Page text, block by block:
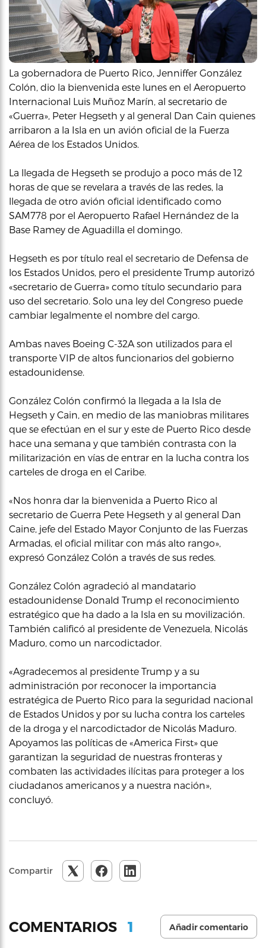
La gobernadora de Puerto Rico, Jenniffer González
Colón, dio la bienvenida este lunes en el Aeropuerto
Internacional Luis Muñoz Marín, al secretario de
«Guerra», Peter Hegseth y al general Dan Cain quienes
arribaron a la Isla en un avión oficial de la Fuerza
Aérea de los Estados Unidos.
La llegada de Hegseth se produjo a poco más de 12
horas de que se revelara a través de las redes, la
llegada de otro avión oficial identificado como
SAM778 por el Aeropuerto Rafael Hernández de la
Base Ramey de Aguadilla el domingo.
Hegseth es por título real el secretario de Defensa de
los Estados Unidos, pero el presidente Trump autorizó
«secretario de Guerra» como título secundario para
uso del secretario. Solo una ley del Congreso puede
cambiar legalmente el nombre del cargo.
Ambas naves Boeing C-32A son utilizados para el
transporte VIP de altos funcionarios del gobierno
estadounidense.
González Colón confirmó la llegada a la Isla de
Hegseth y Cain, en medio de las maniobras militares
que se efectúan en el sur y este de Puerto Rico desde
hace una semana y que también contrasta con la
militarización en vías de entrar en la lucha contra los
carteles de droga en el Caribe.
«Nos honra dar la bienvenida a Puerto Rico al
secretario de Guerra Pete Hegseth y al general Dan
Caine, jefe del Estado Mayor Conjunto de las Fuerzas
Armadas, el oficial militar con más alto rango»,
expresó González Colón a través de sus redes.
González Colón agradeció al mandatario
estadounidense Donald Trump el reconocimiento
estratégico que ha dado a la Isla en su movilización.
También calificó al presidente de Venezuela, Nicolás
Maduro, como un narcodictador.
«Agradecemos al presidente Trump y a su
administración por reconocer la importancia
estratégica de Puerto Rico para la seguridad nacional
de Estados Unidos y por su lucha contra los carteles
de la droga y el narcodictador de Nicolás Maduro.
Apoyamos las políticas de «America First» que
garantizan la seguridad de nuestras fronteras y
combaten las actividades ilícitas para proteger a los
ciudadanos americanos y a nuestra nación»,
concluyó.
Compartir
COMENTARIOS 1 Añadir comentario